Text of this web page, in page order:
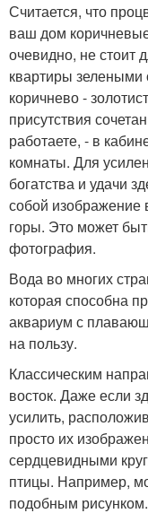
Считается, что
ваш дом
очевидно, не стоит
квартиры зелеными
коричнево -
присутствия
работаете, - в
комнаты. Для
богатства и удачи
собой изображение
горы. Это может
фотография.
Вода во многих
которая способна
аквариум с
на пользу.
Классическим
восток. Даже если
усилить,
просто их
сердцевидными
птицы. Например,
подобным рисунком.